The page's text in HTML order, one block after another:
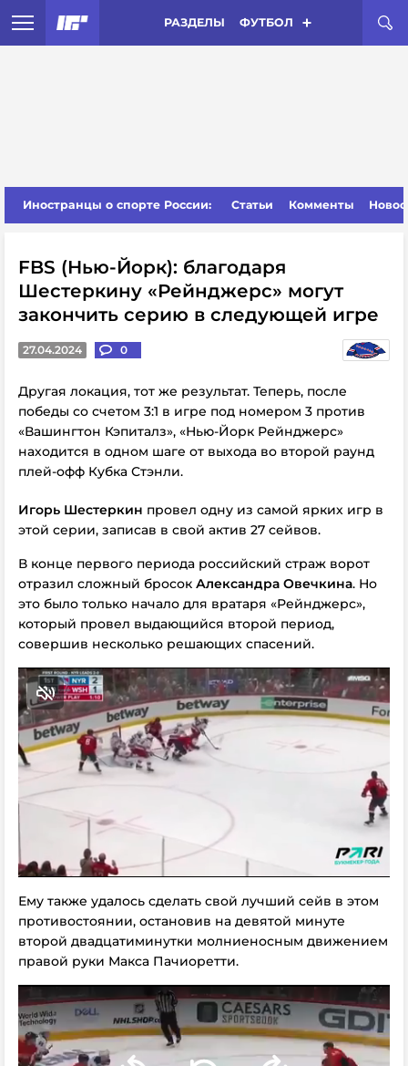
РАЗДЕЛЫ ФУТБОЛ
Иностранцы о спорте России: Статьи Комменты
FBS (Нью-Йорк): благодаря
Шестеркину «Рейнджерс» могут
закончить серию в следующей игре
27.04.2024 0
Другая локация, тот же результат. Теперь, после
победы со счетом 3:1 в игре под номером 3 против
«Вашингтон Кэпиталз», «Нью-Йорк Рейнджерс»
находится в одном шаге от выхода во второй раунд
плей-офф Кубка Стэнли.
Игорь Шестеркин провел одну из самой ярких игр в
этой серии, записав в свой актив 27 сейвов.
В конце первого периода российский страж ворот
отразил сложный бросок Александра Овечкина. Но
это было только начало для вратаря «Рейнджерс»,
который провел выдающийся второй период,
совершив несколько решающих спасений.
Ему также удалось сделать свой лучший сейв в этом
противостоянии, остановив на девятой минуте
второй двадцатиминутки молниеносным движением
правой руки Макса Пачиоретти.